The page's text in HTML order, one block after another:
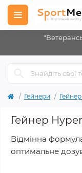
Гейнери
Гейнер
Відмінна
оптимальне